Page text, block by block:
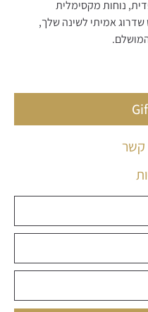
נוחות מקסימלית
אמיתי לשינה שלך,
קשר